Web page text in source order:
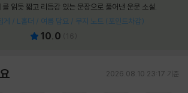
읽듯 짧고 리듬감 있는 문장으로 풀어낸 운문 소설.
게 / L홀더 / 여름 담요 / 무지 노트 (포인트차감)
10.0
2026.08.10 23:17 기준